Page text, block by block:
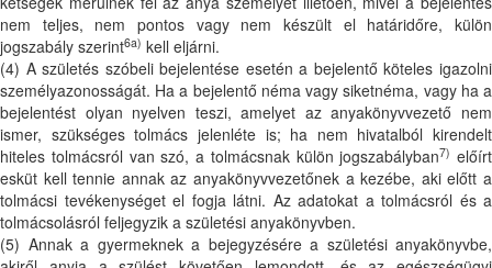
nem teljes, nem pontos vagy nem készült el határidőre, külön
jogszabály szerint6a) kell eljárni.
(4) A születés szóbeli bejelentése esetén a bejelentő köteles igazolni
személyazonosságát. Ha a bejelentő néma vagy siketnéma, vagy ha a
bejelentést olyan nyelven teszi, amelyet az anyakönyvvezető nem
ismer, szükséges tolmács jelenléte is; ha nem hivatalból kirendelt
hiteles tolmácsról van szó, a tolmácsnak külön jogszabályban7) előírt
esküt kell tennie annak az anyakönyvvezetőnek a kezébe, aki előtt a
tolmácsi tevékenységet el fogja látni. Az adatokat a tolmácsról és a
tolmácsolásról feljegyzik a születési anyakönyvben.
(5) Annak a gyermeknek a bejegyzésére a születési anyakönyvbe,